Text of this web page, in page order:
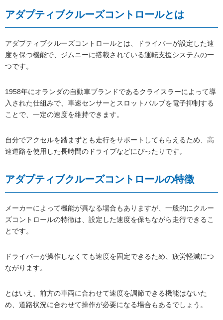
アダプティブクルーズコントロールとは
アダプティブクルーズコントロールとは、ドライバーが設定した速
度を保つ機能で、ジムニーに搭載されている運転支援システムの一
つです。
1958年にオランダの自動車ブランドであるクライスラーによって導
入された仕組みで、車速センサーとスロットバルブを電子抑制する
ことで、一定の速度を維持できます。
自分でアクセルを踏まずとも走行をサポートしてもらえるため、高
速道路を使用した長時間のドライブなどにぴったりです。
アダプティブクルーズコントロールの特徴
メーカーによって機能が異なる場合もありますが、一般的にクルー
ズコントロールの特徴は、設定した速度を保ちながら走行できるこ
とです。
ドライバーが操作しなくても速度を固定できるため、疲労軽減につ
ながります。
とはいえ、前方の車両に合わせて速度を調節できる機能はないた
め、道路状況に合わせて操作が必要になる場合もあるでしょう。